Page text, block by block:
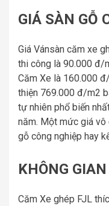
GIÁ SÀN GỖ
Giá Vánsàn căm xe
thi công là 90.000 đ/
Căm Xe là 160.000
thiện 769.000 đ/m2
tự nhiên phổ biến
năm. Một mức giá
gỗ công nghiệp hay
KHÔNG
Căm Xe ghép FJL